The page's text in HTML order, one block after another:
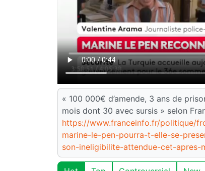
« 100 000€ d’amende, 3 ans de
mois dont 30 avec sursis » selon
https://www.franceinfo.fr/politique/
marine-le-pen-pourra-t-elle-se-
son-ineligibilite-attendue-cet-apres-